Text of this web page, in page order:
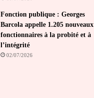
Fonction publique : Georges
Barcola appelle 1.205 nouveaux
fonctionnaires à la probité et à
l’intégrité
02/07/2026